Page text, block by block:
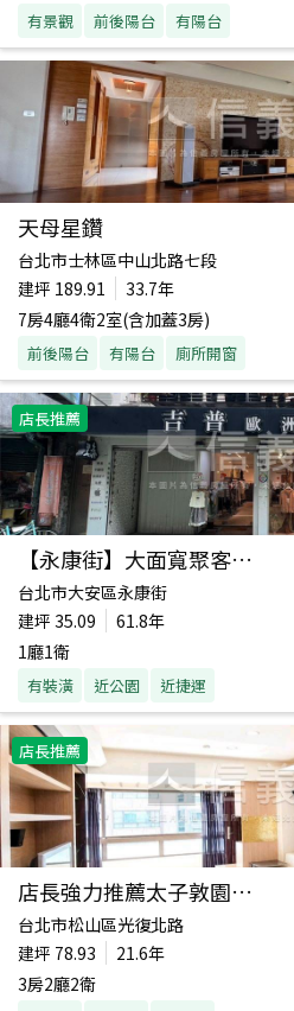
有景觀 前後陽台 有陽台
天母星鑽
台北市士林區中山北路七段
建坪 189.91
33.7年
7房4廳4衛2室(含加蓋3房)
前後陽台 有陽台 廁所開窗
店長推薦
【永康街】大面寬聚客金店
台北市大安區永康街
建坪 35.09
61.8年
1廳1衛
有裝潢 近公園 近捷運
店長推薦
店長強力推薦太子敦園豪邸
台北市松山區光復北路
建坪 78.93
21.6年
3房2廳2衛